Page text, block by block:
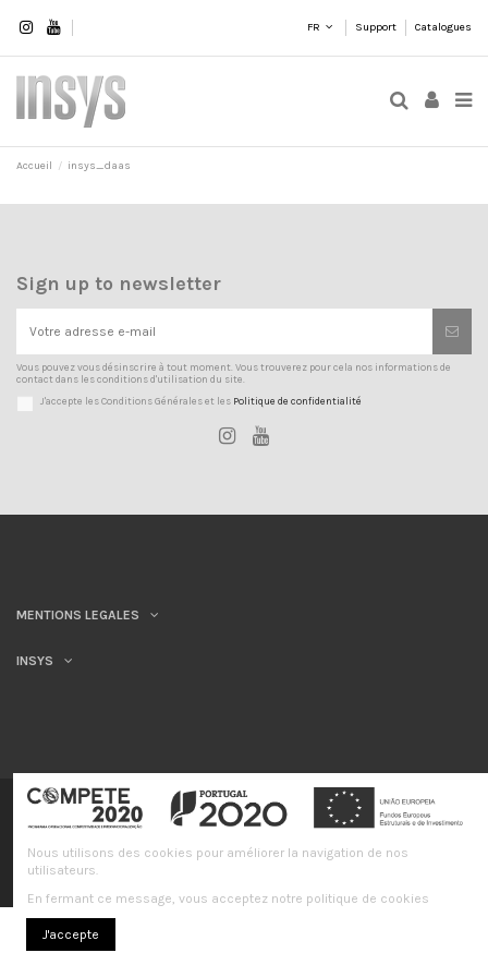
FR Support Catalogues
Accueil insys_daas
Sign up to newsletter
Vous pouvez vous désinscrire à tout moment. Vous trouverez pour cela nos informations de
contact dans les conditions d'utilisation du site.
J'accepte les Conditions Générales et les Politique de confidentialité
MENTIONS LEGALES
INSYS
©INSYS/21
Nous utilisons des cookies pour améliorer la navigation de nos
utilisateurs.
En fermant ce message, vous acceptez notre politique de cookies
J'accepte